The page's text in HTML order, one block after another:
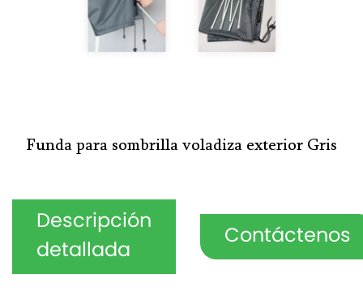
Funda para sombrilla voladiza exterior Gris
Descripción
detallada
Contáctenos